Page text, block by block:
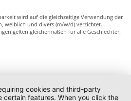
wird auf die gleichzeitige Verwendung der
weiblich und divers (m/w/d) verzichtet.
gelten gleichermaßen für alle Geschlechter.
cookies and third-party
certain features. When you click the